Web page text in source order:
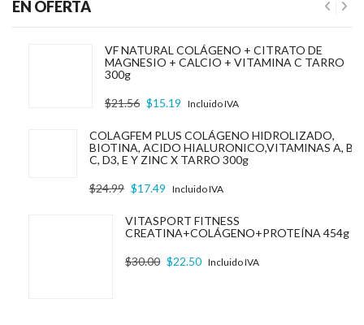
EN OFERTA
VF NATURAL COLÁGENO + CITRATO DE
MAGNESIO + CALCIO + VITAMINA C TARRO
300g
21.56El precio original era: $21.56.
$15.19 El precio actual es: $15.19.
Incluido IVA
COLAGFEM PLUS COLÁGENO HIDROLIZADO,
BIOTINA, ACIDO HIALURONICO,VITAMINAS A, B5,
C, D3, E Y ZINC X TARRO 300g
24.99El precio original era: $24.99.
$17.49 El precio actual es: $17.49.
Incluido IVA
VITASPORT FITNESS
CREATINA+COLÁGENO+PROTEÍNA 454g
30.00El precio original era: $30.00.
$22.50 El precio actual es: $22.50.
Incluido IVA